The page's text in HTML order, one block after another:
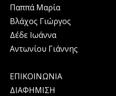
Παππά Μαρία
Βλάχος Γιώργος
Δέδε Ιωάννα
Αντωνίου Γιάννης
ΕΠΙΚΟΙΝΩΝΙΑ
ΔΙΑΦΗΜΙΣΗ